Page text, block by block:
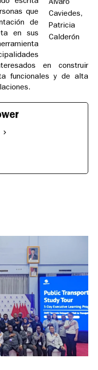
Caviedes,
Patricia
Calderón
que
de
en sus
en construir
funcionales y de alta